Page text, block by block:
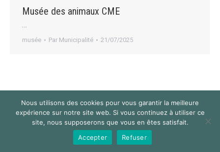
Musée des animaux CME
musée Par Municipalité 21/07/2025
© 2024 Mairie de Saint-Thibault des Vignes
Navigation
Nous utilisons des cookies pour vous garantir la meilleure
expérience sur notre site web. Si vous continuez à utiliser ce
site, nous supposerons que vous en êtes satisfait.
Accepter
Refuser